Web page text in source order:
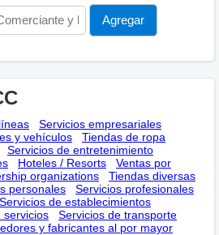
Servicios empresariales
y vehículos
Tiendas de ropa
Servicios de entretenimiento
Hoteles / Resorts
Ventas por
оrganizations
Tiendas diversas
personales
Servicios profesionales
Servicios de establecimientos
servicios
Servicios de transporte
y fabricantes al por mayor